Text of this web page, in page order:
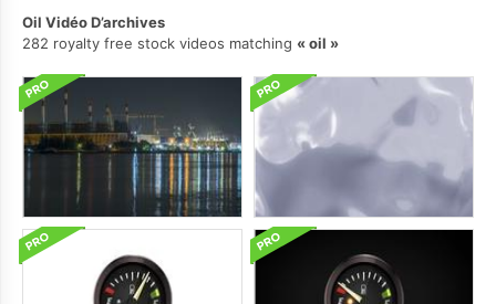
Oil Vidéo D’archives
282 royalty free stock videos matching
oil